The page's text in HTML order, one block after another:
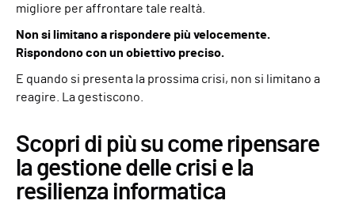
migliore per affrontare tale realtà.
Non si limitano a rispondere più velocemente.
Rispondono con un obiettivo preciso.
E quando si presenta la prossima crisi, non si limitano a
reagire. La gestiscono.
Scopri di più su come ripensare
la gestione delle crisi e la
resilienza informatica